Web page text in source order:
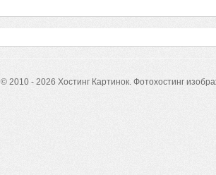
© 2010 - 2026 Хостинг Картинок. Фотохостинг